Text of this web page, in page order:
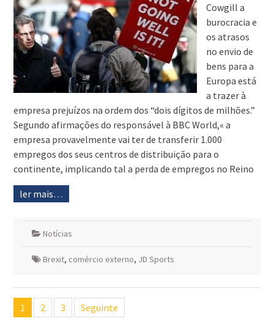
Cowgill a
burocracia e
os atrasos
no envio de
bens para a
Europa está
a trazer à
empresa prejuízos na ordem dos “dois dígitos de milhões.”
Segundo afirmações do responsável à BBC World,« a
empresa provavelmente vai ter de transferir 1.000
empregos dos seus centros de distribuição para o
continente, implicando tal a perda de empregos no Reino
ler mais…
Notícias
Brexit, comércio externo, JD Sports
Navegação
de
1 2 3 Seguinte